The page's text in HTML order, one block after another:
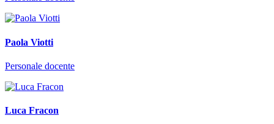
Paola Viotti
Personale docente
Luca Fracon